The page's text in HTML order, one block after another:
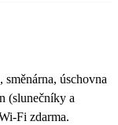
úschovna
(slunečníky a
Fi zdarma.